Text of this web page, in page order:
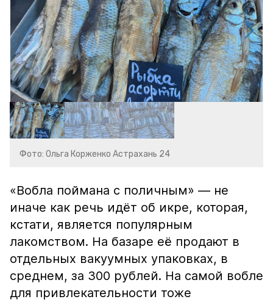
Фото: Ольга Корженко Астрахань 24
«Вобла поймана с поличным» — не
иначе как речь идёт об икре, которая,
кстати, является популярным
лакомством. На базаре её продают в
отдельных вакуумных упаковках, в
среднем, за 300 рублей. На самой вобле
для привлекательности тоже